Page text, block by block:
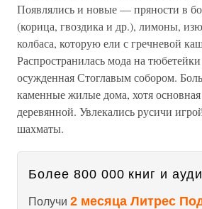
Появлялись и новые — пряности в
(корица, гвоздика и др.), лимоны,
колбаса, которую ели с гречневой
Распространилась мода на
осужденная Стоглавым собором.
каменные жилые дома, хотя основная
деревянной. Увлекались русичи
шахматы.
Более 800 000 книг и
Получи 2 месяца Литрес